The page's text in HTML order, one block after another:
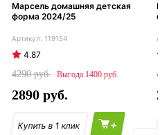
Марсель домашняя детская
форма 2024/25
119154
4.87
4290
1400
2890
+